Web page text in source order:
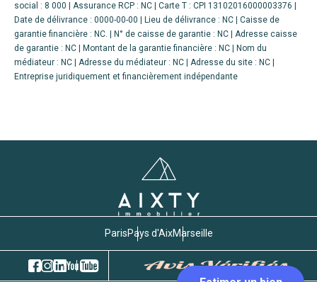
social : 8 000 | Assurance RCP : NC | Carte T : CPI 13102016000003376 |
Date de délivrance : 0000-00-00 | Lieu de délivrance : NC | Caisse de
garantie financière : NC. | N° de caisse de garantie : NC | Adresse caisse
de garantie : NC | Montant de la garantie financière : NC | Nom du
médiateur : NC | Adresse du médiateur : NC | Adresse du site : NC |
Entreprise juridiquement et financièrement indépendante
ParisPays d'AixMarseille